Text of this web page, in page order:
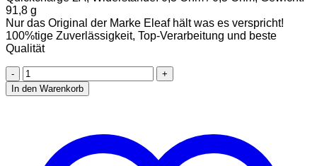
91,8 g
Nur das Original der Marke Eleaf hält was es verspricht!
100%tige Zuverlässigkeit, Top-Verarbeitung und beste
Qualität
Eleaf
iStick
Pico
Akkuträger
In den Warenkorb